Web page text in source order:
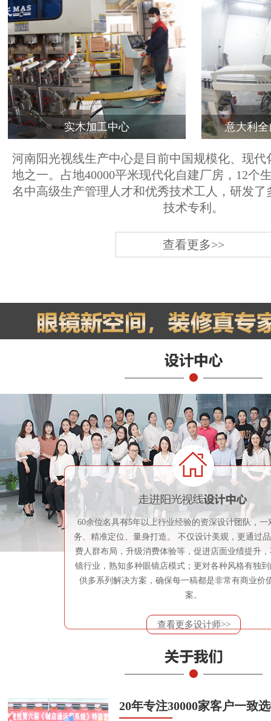
实木加工中心 意大利
河南阳光视线生产中心是目前中国规模化、现代
地之一。占地40000平米现代化自建厂房，12个
名中高级生产管理人才和优秀技术工人，研发了
技术专利。
查看更多>>
60余位名具有5年以上行业经验的资深设计团队，一
务、精准定位、量身打造。 不仅设计美观，更通过
费人群布局，升级消费体验等，促进店面业绩提升
镜行业，熟知多种眼镜店模式；更对各种风格有独
供多系列解决方案，确保每一稿都是非常有商业价
案。
查看更多设计师>>
20年专注30000家客户一致